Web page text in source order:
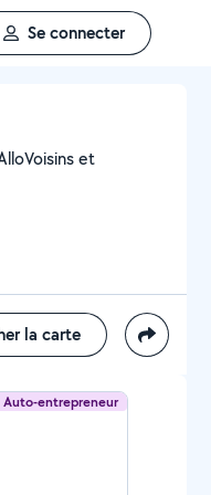
Se connecter
et
la carte
Auto-entrepreneur